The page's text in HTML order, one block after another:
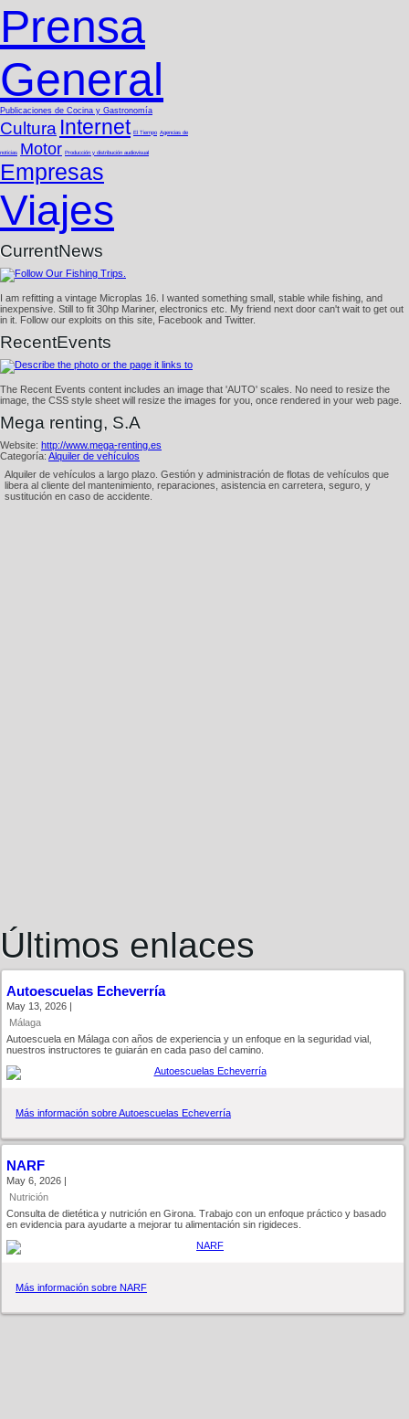
Prensa
General
Publicaciones de Cocina y Gastronomí­a
Cultura Internet El Tiempo Agencias de
noticias Motor Producción y distribución audiovisual
Empresas
Viajes
CurrentNews
I am refitting a vintage Microplas 16. I wanted something small, stable while fishing, and
inexpensive. Still to fit 30hp Mariner, electronics etc. My friend next door can't wait to get out
in it. Follow our exploits on this site, Facebook and Twitter.
RecentEvents
The Recent Events content includes an image that 'AUTO' scales. No need to resize the
image, the CSS style sheet will resize the images for you, once rendered in your web page.
Mega renting, S.A
Website: http://www.mega-renting.es
Categoría: Alquiler de vehí­culos
Alquiler de vehí­culos a largo plazo. Gestión y administración de flotas de vehí­culos que
libera al cliente del mantenimiento, reparaciones, asistencia en carretera, seguro, y
sustitución en caso de accidente.
Últimos enlaces
Autoescuelas Echeverría
May 13, 2026 |
Málaga
Autoescuela en Málaga con años de experiencia y un enfoque en la seguridad vial,
nuestros instructores te guiarán en cada paso del camino.
Más información sobre Autoescuelas Echeverría
NARF
May 6, 2026 |
Nutrición
Consulta de dietética y nutrición en Girona. Trabajo con un enfoque práctico y basado
en evidencia para ayudarte a mejorar tu alimentación sin rigideces.
Más información sobre NARF